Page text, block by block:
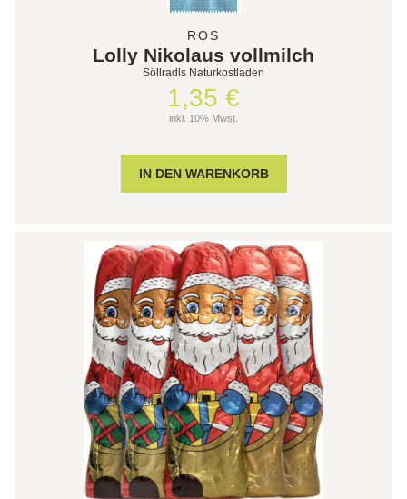
ROS
Lolly Nikolaus vollmilch
Söllradls Naturkostladen
1,35 €
inkl. 10% Mwst.